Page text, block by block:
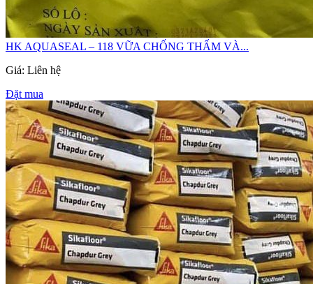
HK AQUASEAL – 118 VỮA CHỐNG THẤM VÀ...
Giá: Liên hệ
Đặt mua